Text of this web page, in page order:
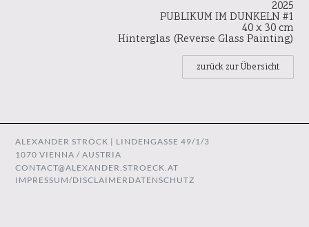
2025
PUBLIKUM IM DUNKELN #1
40 x 30 cm
Hinterglas (Reverse Glass Painting)
zurück zur Übersicht
ALEXANDER STRÖCK | LINDENGASSE 49/1/3
1070 VIENNA / AUSTRIA
CONTACT@ALEXANDER.STROECK.AT
IMPRESSUM/DISCLAIMER DATENSCHUTZ